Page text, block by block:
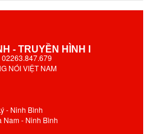
- TRUYỀN HÌNH I
NÓI VIỆT NAM
- Ninh Bình
Nam - Ninh Bình